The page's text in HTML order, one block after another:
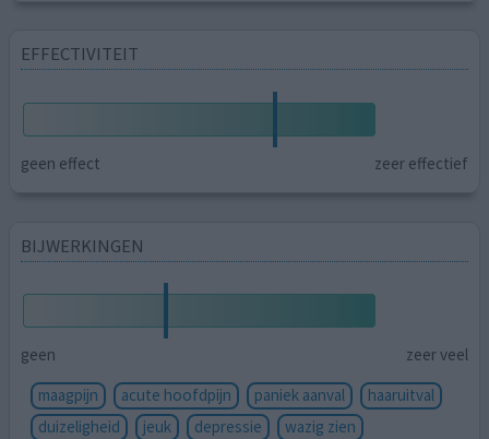
EFFECTIVITEIT
geen effect zeer effectief
BIJWERKINGEN
geen
zeer veel
maagpijn
acute hoofdpijn paniek aanval
haaruitval
duizeligheid
jeuk depressie
wazig zien